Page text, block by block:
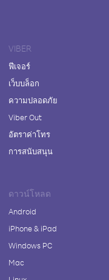
VIBER
ฟีเจอร์
เว็บบล็อก
ความปลอดภัย
Viber Out
อัตราค่าโทร
การสนับสนุน
ดาวน์โหลด
Android
iPhone & iPad
Windows PC
Mac